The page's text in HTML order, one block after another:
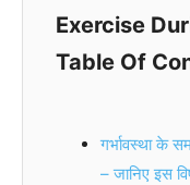
Exercise
Table Of
गर्भावस्था के
– जानिए इस